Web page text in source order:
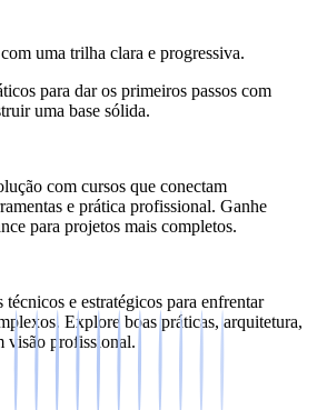
uma trilha clara e progressiva.
para dar os primeiros passos com
uma base sólida.
com cursos que conectam
e prática profissional. Ganhe
para projetos mais completos.
e estratégicos para enfrentar
Explore boas práticas, arquitetura,
visão profissional.